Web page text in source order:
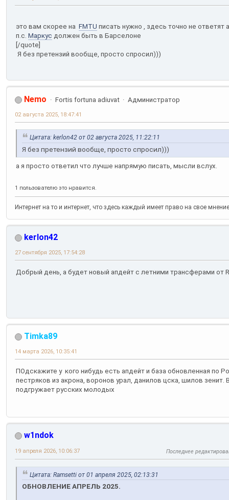
это вам скорее на FMTU писать нужно , здесь точно не
п.с. Маркус должен быть в Барселоне
[/quote]
Я без претензий вообще, просто спросил)))
Nemo Fortis fortuna adiuvat Администратор
02 августа 2025, 18:47:41
Цитата: kerlon42 от 02 августа 2025, 11:22:11
Я без претензий вообще, просто спросил)))
а я просто ответил что лучше напрямую писать, мысли вслух.
1 пользователю это нравится.
Интернет на то и интернет, что здесь каждый имеет право на свое
kerlon42
27 сентября 2025, 17:54:28
Добрый день, а будет новый апдейт с летними трансферами от
Timka89
14 марта 2026, 10:35:41
ПОдскажите у кого нибудь есть апдейт и база обновленная по
пестряков из акрона, воронов урал, данилов цска, шилов
подгружает русских молодых
w1ndok
19 апреля 2026, 10:06:37 Последнее
Цитата: Ramsetti от 01 апреля 2025, 02:13:31
ОБНОВЛЕНИЕ АПРЕЛЬ 2025.